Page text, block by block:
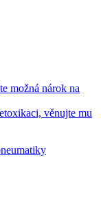
možná nárok na
věnujte mu